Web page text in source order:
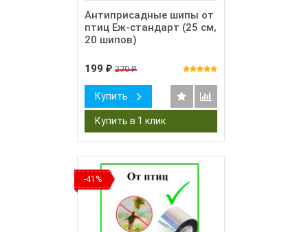
Антиприсадные шипы от
птиц Еж-стандарт (25 см,
20 шипов)
199 ₽ 279₽
Купить
-41%